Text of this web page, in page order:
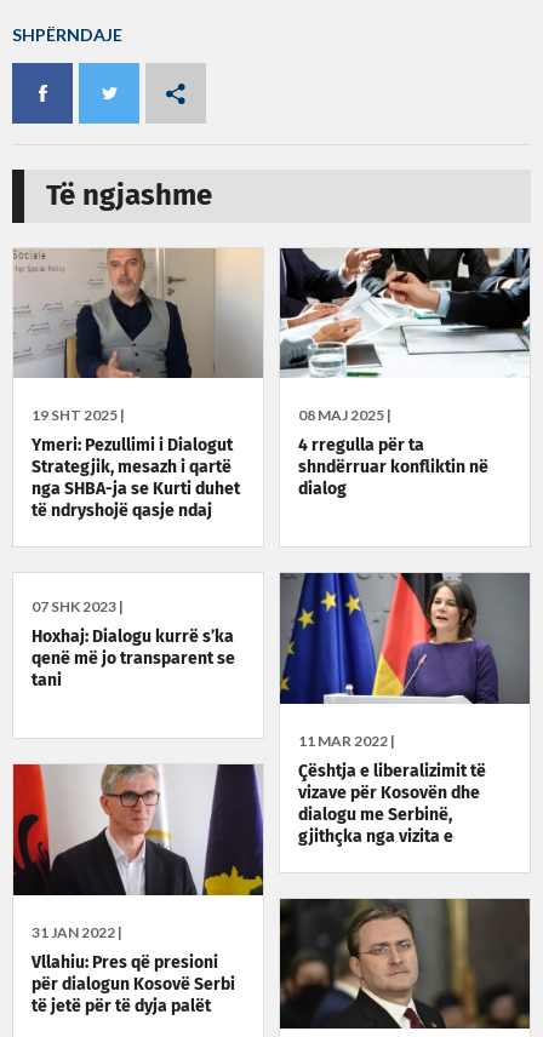
SHPËRNDAJE
Të ngjashme
19 SHT 2025 |
Ymeri: Pezullimi i Dialogut
Strategjik, mesazh i qartë
nga SHBA-ja se Kurti duhet
të ndryshojë qasje ndaj
08 MAJ 2025 |
4 rregulla për ta
shndërruar konfliktin në
dialog
07 SHK 2023 |
Hoxhaj: Dialogu kurrë s’ka
qenë më jo transparent se
tani
11 MAR 2022 |
Çështja e liberalizimit të
vizave për Kosovën dhe
dialogu me Serbinë,
gjithçka nga vizita e
31 JAN 2022 |
Vllahiu: Pres që presioni
për dialogun Kosovë Serbi
të jetë për të dyja palët